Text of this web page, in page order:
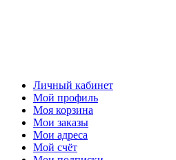
Личный кабинет
Мой профиль
Моя корзина
Мои заказы
Мои адреса
Мой счёт